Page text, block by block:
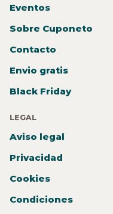
Eventos
Sobre Cuponeto
Contacto
Envio gratis
Black Friday
LEGAL
Aviso legal
Privacidad
Cookies
Condiciones